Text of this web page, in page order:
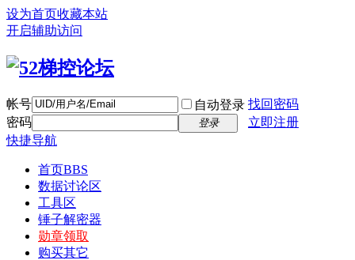
设为首页收藏本站
开启辅助访问
帐号 自动登录 找回密码
密码
登录
立即注册
快捷导航
首页BBS
数据讨论区
工具区
锤子解密器
勋章领取
购买其它